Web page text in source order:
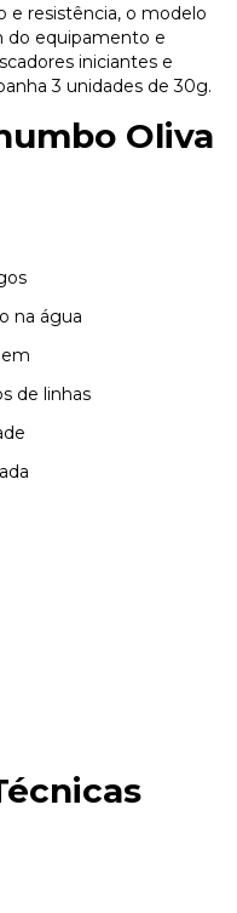
e resistência, o modelo
do equipamento e
iniciantes e
3 unidades de 30g.
Oliva
na água
de linhas